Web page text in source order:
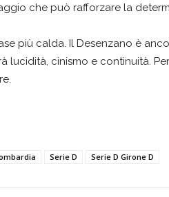
che può rafforzare la
più calda. Il Desenzano è
lucidità, cinismo e continuità.
Serie D Serie D Girone D